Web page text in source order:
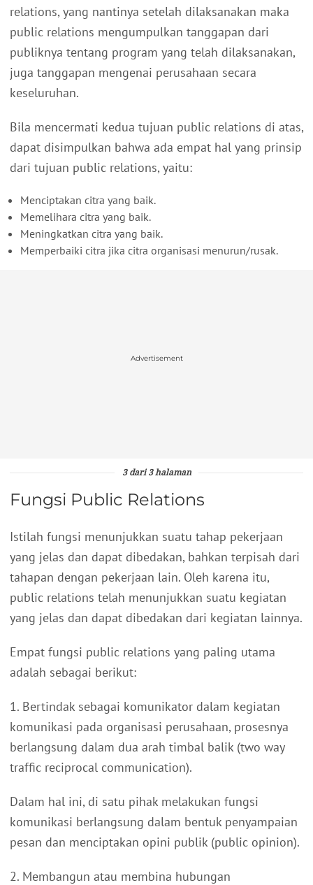
relations, yang nantinya setelah dilaksanakan maka
public relations mengumpulkan tanggapan dari
publiknya tentang program yang telah dilaksanakan,
juga tanggapan mengenai perusahaan secara
keseluruhan.
Bila mencermati kedua tujuan public relations di atas,
dapat disimpulkan bahwa ada empat hal yang prinsip
dari tujuan public relations, yaitu:
Menciptakan citra yang baik.
Memelihara citra yang baik.
Meningkatkan citra yang baik.
Memperbaiki citra jika citra organisasi menurun/rusak.
Advertisement
3 dari 3 halaman
Fungsi Public Relations
Istilah fungsi menunjukkan suatu tahap pekerjaan
yang jelas dan dapat dibedakan, bahkan terpisah dari
tahapan dengan pekerjaan lain. Oleh karena itu,
public relations telah menunjukkan suatu kegiatan
yang jelas dan dapat dibedakan dari kegiatan lainnya.
Empat fungsi public relations yang paling utama
adalah sebagai berikut:
1. Bertindak sebagai komunikator dalam kegiatan
komunikasi pada organisasi perusahaan, prosesnya
berlangsung dalam dua arah timbal balik (two way
traffic reciprocal communication).
Dalam hal ini, di satu pihak melakukan fungsi
komunikasi berlangsung dalam bentuk penyampaian
pesan dan menciptakan opini publik (public opinion).
2. Membangun atau membina hubungan